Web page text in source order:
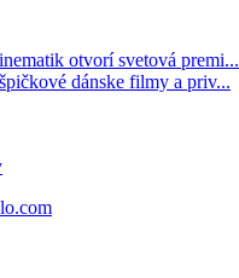
otvorí svetová premi...
dánske filmy a priv...
.com